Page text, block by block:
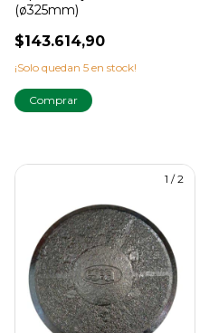
(ø325mm)
$143.614,90
¡Solo quedan 5 en stock!
1 /2